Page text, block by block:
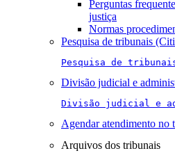
Perguntas
justiça
Normas
Pesquisa de tribunais
Pesquisa de
Divisão judicial e
Divisão judicial e
Agendar atendimento no
Arquivos dos tribunais